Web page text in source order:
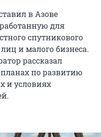
в Азове
для
спутникового
и малого бизнеса.
рассказал
по развитию
и условиях